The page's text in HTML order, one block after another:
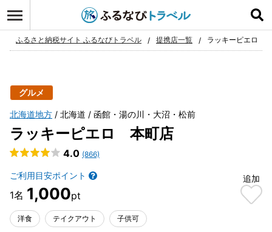
お気に入り
ふるさと納税サイト ふるなびトラベル 提携店一覧 ラッキーピエロ
グルメ
北海道地方 北海道 函館・湯の川・大沼・松前
ラッキーピエロ 本町店
4.0 (866)
ご利用目安ポイント
1,000
追加
洋食 テイクアウト 子供可